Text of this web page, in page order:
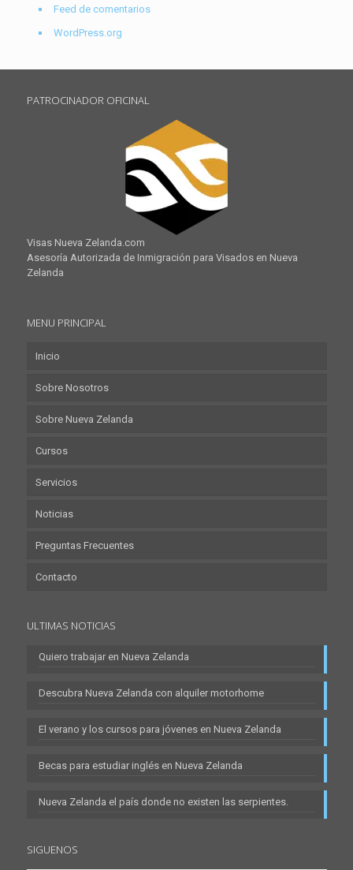
Feed de comentarios
WordPress.org
PATROCINADOR OFICINAL
Visas Nueva Zelanda.com
Asesoría Autorizada de Inmigración para Visados en Nueva
Zelanda
MENU PRINCIPAL
Inicio
Sobre Nosotros
Sobre Nueva Zelanda
Cursos
Servicios
Noticias
Preguntas Frecuentes
Contacto
ULTIMAS NOTICIAS
Quiero trabajar en Nueva Zelanda
Descubra Nueva Zelanda con alquiler motorhome
El verano y los cursos para jóvenes en Nueva Zelanda
Becas para estudiar inglés en Nueva Zelanda
Nueva Zelanda el país donde no existen las serpientes.
SIGUENOS